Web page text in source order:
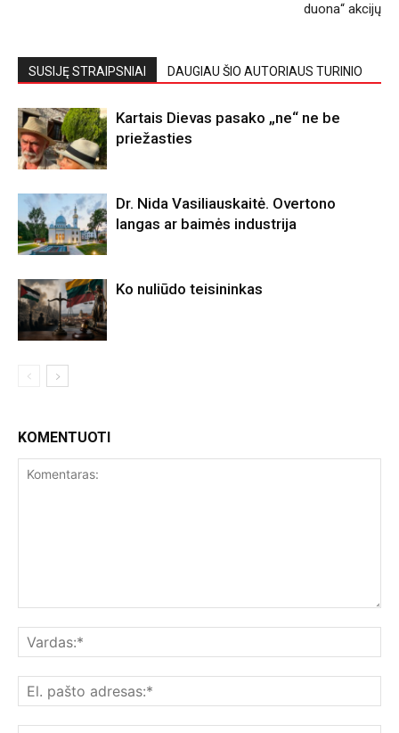
duona“ akcijų
SUSIJĘ STRAIPSNIAI DAUGIAU ŠIO AUTORIAUS TURINIO
Kartais Dievas pasako „ne“ ne be
priežasties
Dr. Nida Vasiliauskaitė. Overtono
langas ar baimės industrija
Ko nuliūdo teisininkas
KOMENTUOTI